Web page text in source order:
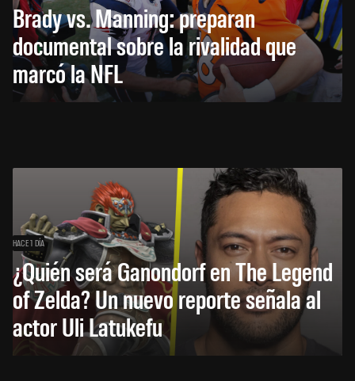
Brady vs. Manning: preparan
documental sobre la rivalidad que
marcó la NFL
HACE 1 DÍA
¿Quién será Ganondorf en The Legend
of Zelda? Un nuevo reporte señala al
actor Uli Latukefu